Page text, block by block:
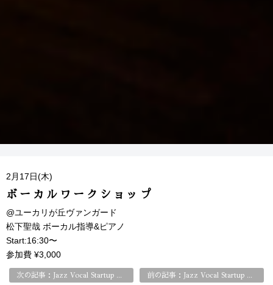
2月17日(木)
ボーカルワークショップ
@ユーカリが丘ヴァンガード
松下聖哉 ボーカル指導&ピアノ
Start:16:30〜
参加費 ¥3,000
次の記事：Jazz Vocal Startup Class はじめてのジャズ・ヴォーカル 前の記事：Jazz Vocal Startup Class はじめてのジャズ・ヴォーカル